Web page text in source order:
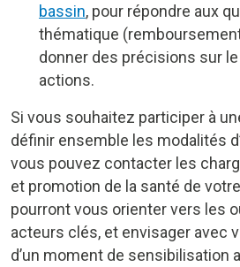
bassin, pour répondre aux
thématique
donner des précisions sur
actions.
Si vous souhaitez participer à
définir ensemble les modalités
vous pouvez contacter les
et promotion de la santé de
pourront vous orienter vers les
acteurs clés, et envisager avec
d’un moment de sensibilisation